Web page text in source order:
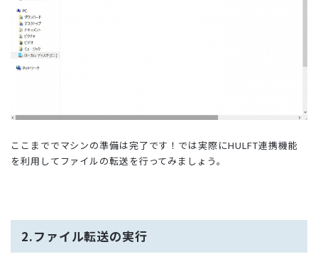
ここまででマシンの準備は完了です！では実際にHULFT連携機能
を利用してファイルの転送を行ってみましょう。
2.ファイル転送の実行